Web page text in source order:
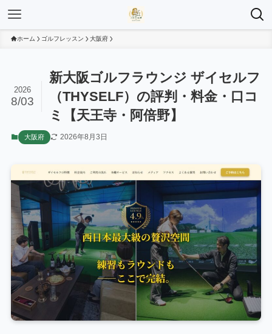
ホーム ゴルフレッスン 大阪府
新大阪ゴルフラウンジ ザイセルフ
（THYSELF）の評判・料金・口コ
ミ【天王寺・阿倍野】
2026
8/03
大阪府 2026年8月3日